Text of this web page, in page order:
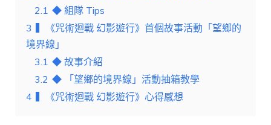
2.1 ◆ 組隊 Tips
3
▍《咒術迴戰 幻影遊行》首個故事活動「望鄉的
境界線」
3.1 ◆ 故事介紹
3.2 ◆ 「望鄉的境界線」活動抽箱教學
4
▍《咒術迴戰 幻影遊行》心得感想